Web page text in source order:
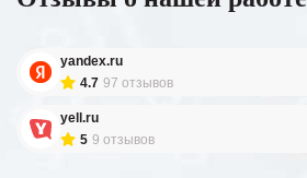
yandex.ru
4.7 97 отзывов
yell.ru
5 9 отзывов